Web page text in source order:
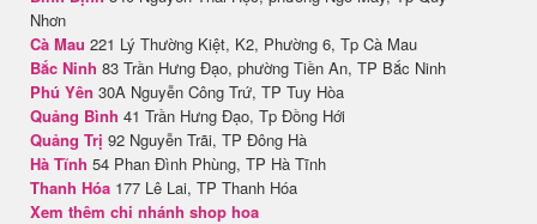
Nhơn
Cà Mau 221 Lý Thường Kiệt, K2, Phường 6, Tp Cà Mau
Bắc Ninh 83 Trần Hưng Đạo, phường Tiền An, TP Bắc Ninh
Phú Yên 30A Nguyễn Công Trứ, TP Tuy Hòa
Quảng Bình 41 Trần Hưng Đạo, Tp Đồng Hới
Quảng Trị 92 Nguyễn Trãi, TP Đông Hà
Hà Tĩnh 54 Phan Đình Phùng, TP Hà Tĩnh
Thanh Hóa 177 Lê Lai, TP Thanh Hóa
Xem thêm chi nhánh shop hoa